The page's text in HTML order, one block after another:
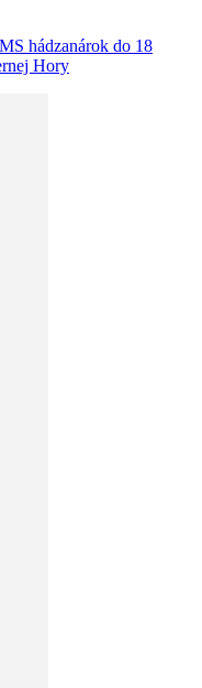
hádzanárok do 18
Hory